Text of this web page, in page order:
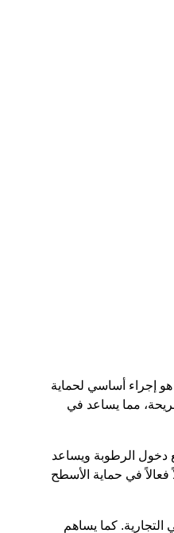
إجراء أساسي لحماية
مما يساعد في
دخول الرطوبة ويساعد
في حماية الأسطح
كما يساهم